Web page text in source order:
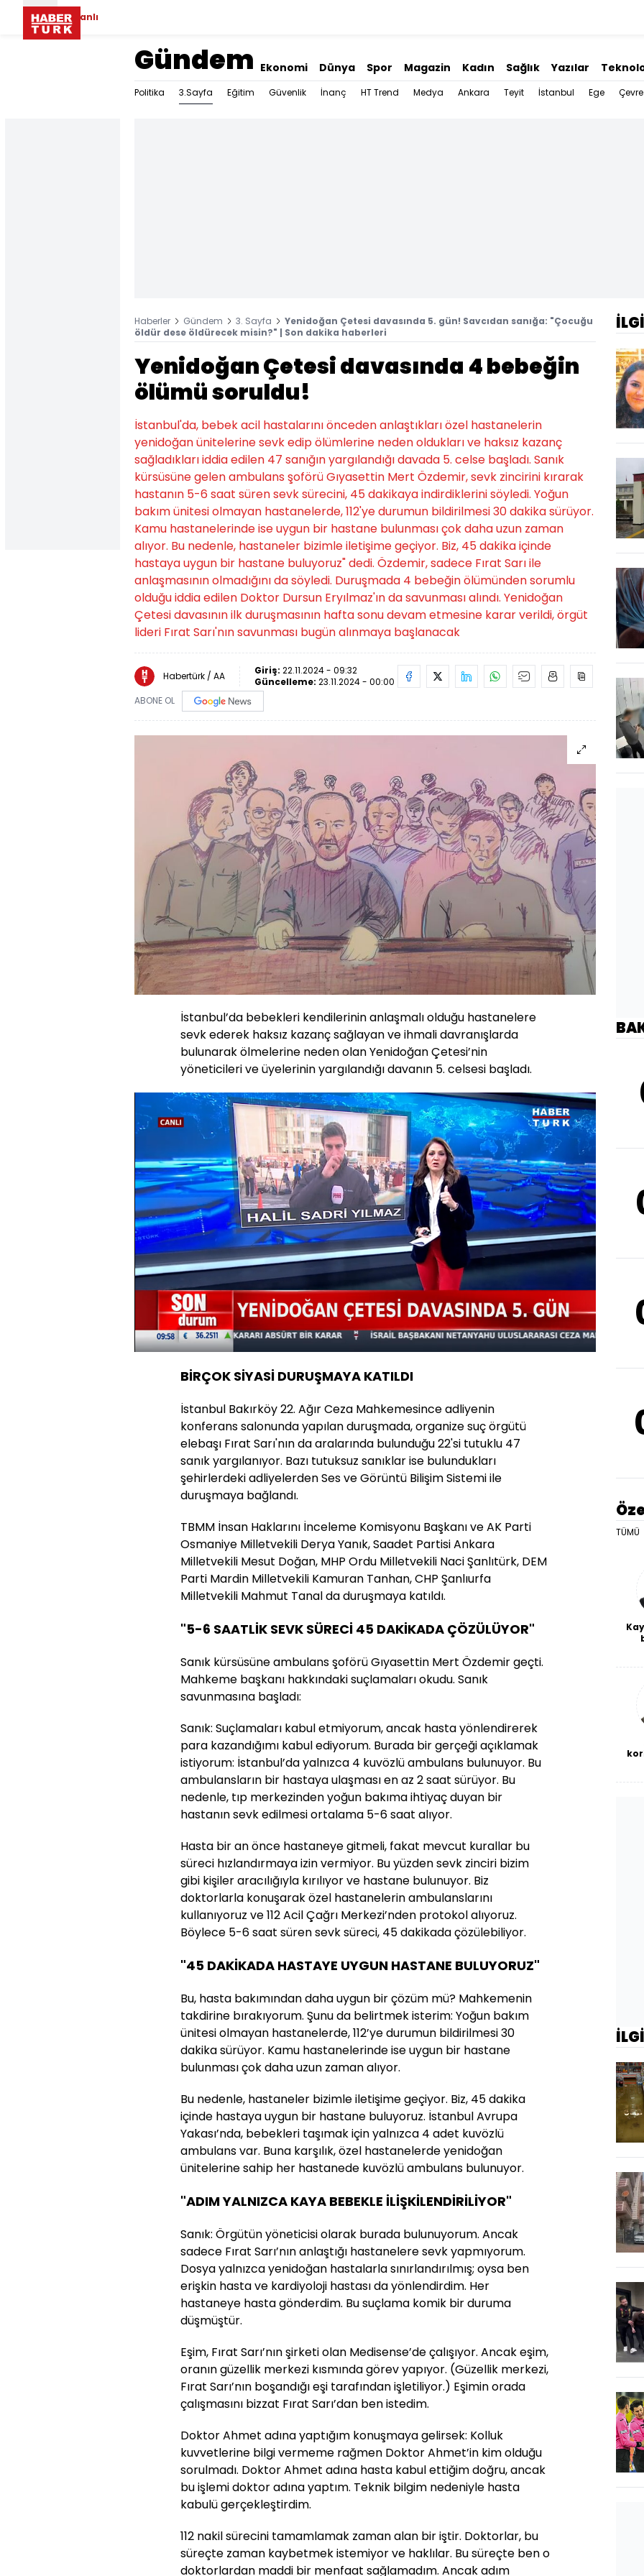
Canlı
Gündem Ekonomi Dünya Spor Magazin Kadın Sağlık Yazılar
Politika 3.Sayfa Eğitim Güvenlik İnanç HT Trend Medya Ankara Teyit İstanbul Ege Çevre
Haberler Gündem 3. Sayfa
Yenidoğan Çetesi davasında 5. gün! Savcıdan sanığa: "Çocuğu
öldür dese öldürecek misin?" | Son dakika haberleri
Yenidoğan Çetesi davasında 4 bebeğin
ölümü soruldu!
İstanbul'da, bebek acil hastalarını önceden anlaştıkları özel hastanelerin
yenidoğan ünitelerine sevk edip ölümlerine neden oldukları ve haksız kazanç
sağladıkları iddia edilen 47 sanığın yargılandığı davada 5. celse başladı. Sanık
kürsüsüne gelen ambulans şoförü Gıyasettin Mert Özdemir, sevk zincirini kırarak
hastanın 5-6 saat süren sevk sürecini, 45 dakikaya indirdiklerini söyledi. Yoğun
bakım ünitesi olmayan hastanelerde, 112'ye durumun bildirilmesi 30 dakika sürüyor.
Kamu hastanelerinde ise uygun bir hastane bulunması çok daha uzun zaman
alıyor. Bu nedenle, hastaneler bizimle iletişime geçiyor. Biz, 45 dakika içinde
hastaya uygun bir hastane buluyoruz" dedi. Özdemir, sadece Fırat Sarı ile
anlaşmasının olmadığını da söyledi. Duruşmada 4 bebeğin ölümünden sorumlu
olduğu iddia edilen Doktor Dursun Eryılmaz'ın da savunması alındı. Yenidoğan
Çetesi davasının ilk duruşmasının hafta sonu devam etmesine karar verildi, örgüt
lideri Fırat Sarı'nın savunması bugün alınmaya başlanacak
Habertürk / AA Giriş: 22.11.2024 - 09:32
Güncelleme: 23.11.2024 - 00:00
ABONE OL
İstanbul’da bebekleri kendilerinin anlaşmalı olduğu hastanelere
sevk ederek haksız kazanç sağlayan ve ihmali davranışlarda
bulunarak ölmelerine neden olan Yenidoğan Çetesi’nin
yöneticileri ve üyelerinin yargılandığı davanın 5. celsesi başladı.
Sesi
Aç
Yüklendi:
29.00%
Oynatma
BİRÇOK SİYASİ DURUŞMAYA KATILDI
İstanbul Bakırköy 22. Ağır Ceza Mahkemesince adliyenin
konferans salonunda yapılan duruşmada, organize suç örgütü
elebaşı Fırat Sarı'nın da aralarında bulunduğu 22'si tutuklu 47
sanık yargılanıyor. Bazı tutuksuz sanıklar ise bulundukları
şehirlerdeki adliyelerden Ses ve Görüntü Bilişim Sistemi ile
duruşmaya bağlandı.
TBMM İnsan Haklarını İnceleme Komisyonu Başkanı ve AK Parti
Osmaniye Milletvekili Derya Yanık, Saadet Partisi Ankara
Milletvekili Mesut Doğan, MHP Ordu Milletvekili Naci Şanlıtürk, DEM
Parti Mardin Milletvekili Kamuran Tanhan, CHP Şanlıurfa
Milletvekili Mahmut Tanal da duruşmaya katıldı.
"5-6 SAATLİK SEVK SÜRECİ 45 DAKİKADA ÇÖZÜLÜYOR"
Sanık kürsüsüne ambulans şoförü Gıyasettin Mert Özdemir geçti.
Mahkeme başkanı hakkındaki suçlamaları okudu. Sanık
savunmasına başladı:
Sanık: Suçlamaları kabul etmiyorum, ancak hasta yönlendirerek
para kazandığımı kabul ediyorum. Burada bir gerçeği açıklamak
istiyorum: İstanbul’da yalnızca 4 kuvözlü ambulans bulunuyor. Bu
ambulansların bir hastaya ulaşması en az 2 saat sürüyor. Bu
nedenle, tıp merkezinden yoğun bakıma ihtiyaç duyan bir
hastanın sevk edilmesi ortalama 5-6 saat alıyor.
Hasta bir an önce hastaneye gitmeli, fakat mevcut kurallar bu
süreci hızlandırmaya izin vermiyor. Bu yüzden sevk zinciri bizim
gibi kişiler aracılığıyla kırılıyor ve hastane bulunuyor. Biz
doktorlarla konuşarak özel hastanelerin ambulanslarını
kullanıyoruz ve 112 Acil Çağrı Merkezi’nden protokol alıyoruz.
Böylece 5-6 saat süren sevk süreci, 45 dakikada çözülebiliyor.
"45 DAKİKADA HASTAYE UYGUN HASTANE BULUYORUZ"
Bu, hasta bakımından daha uygun bir çözüm mü? Mahkemenin
takdirine bırakıyorum. Şunu da belirtmek isterim: Yoğun bakım
ünitesi olmayan hastanelerde, 112’ye durumun bildirilmesi 30
dakika sürüyor. Kamu hastanelerinde ise uygun bir hastane
bulunması çok daha uzun zaman alıyor.
Bu nedenle, hastaneler bizimle iletişime geçiyor. Biz, 45 dakika
içinde hastaya uygun bir hastane buluyoruz. İstanbul Avrupa
Yakası’nda, bebekleri taşımak için yalnızca 4 adet kuvözlü
ambulans var. Buna karşılık, özel hastanelerde yenidoğan
ünitelerine sahip her hastanede kuvözlü ambulans bulunuyor.
"ADIM YALNIZCA KAYA BEBEKLE İLİŞKİLENDİRİLİYOR"
Sanık: Örgütün yöneticisi olarak burada bulunuyorum. Ancak
sadece Fırat Sarı’nın anlaştığı hastanelere sevk yapmıyorum.
Dosya yalnızca yenidoğan hastalarla sınırlandırılmış; oysa ben
erişkin hasta ve kardiyoloji hastası da yönlendirdim. Her
hastaneye hasta gönderdim. Bu suçlama komik bir duruma
düşmüştür.
Eşim, Fırat Sarı’nın şirketi olan Medisense’de çalışıyor. Ancak eşim,
oranın güzellik merkezi kısmında görev yapıyor. (Güzellik merkezi,
Fırat Sarı’nın boşandığı eşi tarafından işletiliyor.) Eşimin orada
çalışmasını bizzat Fırat Sarı’dan ben istedim.
Doktor Ahmet adına yaptığım konuşmaya gelirsek: Kolluk
kuvvetlerine bilgi vermeme rağmen Doktor Ahmet’in kim olduğu
sorulmadı. Doktor Ahmet adına hasta kabul ettiğim doğru, ancak
bu işlemi doktor adına yaptım. Teknik bilgim nedeniyle hasta
kabulü gerçekleştirdim.
112 nakil sürecini tamamlamak zaman alan bir iştir. Doktorlar, bu
süreçte zaman kaybetmek istemiyor ve haklılar. Bu süreçte ben o
doktorlardan maddi bir menfaat sağlamadım. Ancak adım
TÜMÜ